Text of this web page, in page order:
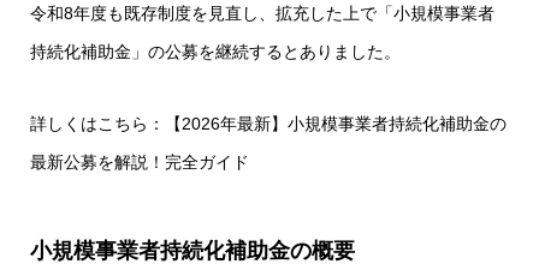
令和8年度も既存制度を見直し、拡充した上で「小規模事業者
持続化補助金 」の公募を継続するとありました。
詳しくはこちら：【2026年最新】小規模事業者持続化補助金の
最新公募を解説！完全ガイド
小規模事業者持続化補助金の概要